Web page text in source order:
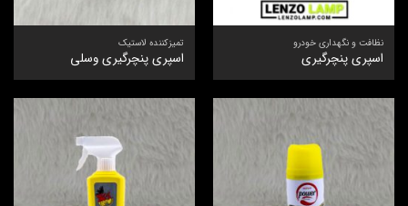
نظافت و نگهداری خودرو
اسپری پنچرگیری
تمیزکننده لاستیک
اسپری پنچرگیری وسلی